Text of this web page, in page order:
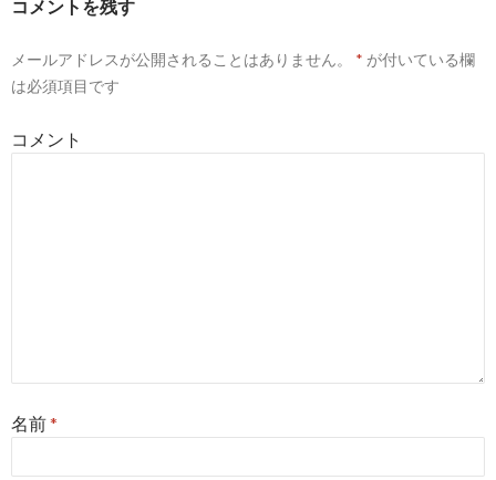
コメントを残す
メールアドレスが公開されることはありません。 * が付いている欄
は必須項目です
コメント
名前*